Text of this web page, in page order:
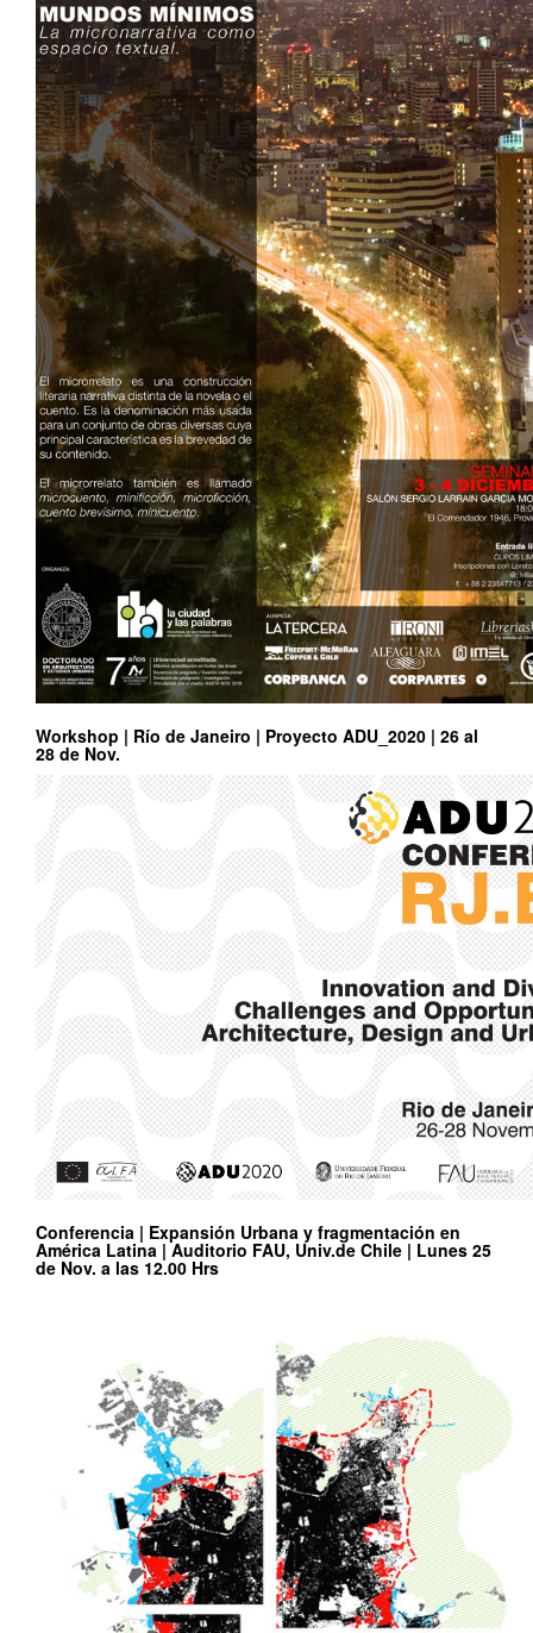
Workshop | Río de Janeiro | Proyecto ADU_2020 | 26 al
28 de Nov.
Conferencia | Expansión Urbana y fragmentación en
América Latina | Auditorio FAU, Univ.de Chile | Lunes 25
de Nov. a las 12.00 Hrs